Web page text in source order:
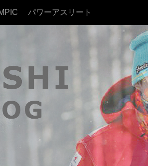
パワーアスリート